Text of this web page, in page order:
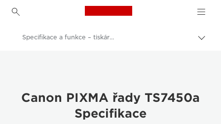
Canon Logo, back to
Tiskárna Canon PIXMA řady TS7450a s automatickým podavačem dokumentů
Specifikace a funkce – tiskárna Canon PIXMA TS7450a
Canon PIXMA řady TS7450a
Specifikace